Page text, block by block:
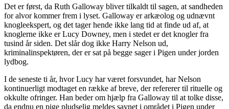
Det er først, da Ruth Galloway bliver tilkaldt til sagen, at sandheden
for alvor kommer frem i lyset. Galloway er arkæolog og udnævnt
knogleekspert, og det tager hende ikke lang tid at finde ud af, at
knoglerne ikke er Lucy Downey, men i stedet er det knogler fra
tusind år siden. Det slår dog ikke Harry Nelson ud,
kriminalinspektøren, der er sat på begge sager i Pigen under jorden
lydbog.
I de seneste ti år, hvor Lucy har været forsvundet, har Nelson
kontinuerligt modtaget en række af breve, der refererer til rituelle og
okkulte ofringer. Han beder om hjælp fra Galloway til at tolke disse,
da endnu en pige pludselig meldes savnet i området i Pigen under